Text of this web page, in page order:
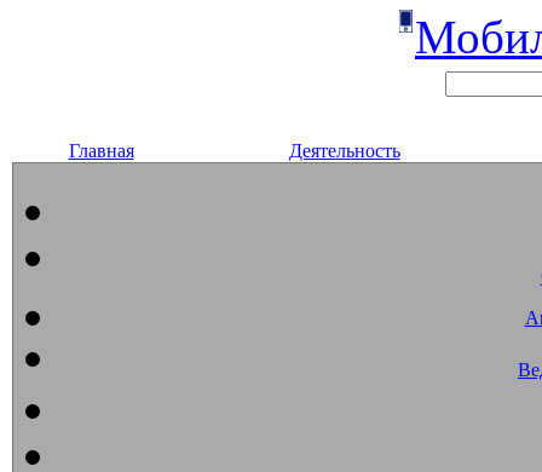
Главная Деятельность